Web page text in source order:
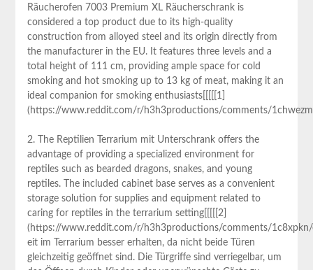
Räucherofen 7003 Premium XL Räucherschrank is
considered a top product due to its high-quality ​
construction from‍ alloyed steel and its origin directly from
the manufacturer in the EU. It features three levels and⁢ a
total height of 111 cm, providing ample space for ⁢cold
smoking‍ and hot smoking up to 13 kg of meat, ⁤making it an
ideal companion for smoking enthusiasts[[[[[1]
(https://www.reddit.com/r/h3h3productions/comments/
2.‍ The Reptilien Terrarium mit Unterschrank offers the
advantage ​of providing a specialized environment for
reptiles such as bearded‍ dragons, snakes, and young
reptiles. The included cabinet base serves as a ⁤convenient
storage solution for supplies and⁢ equipment related to ​
caring for reptiles in the terrarium setting[[[[[2]
(https://www.reddit.com/r/h3h3productions/comments/1c8xpkn/
eit im‌ Terrarium besser erhalten, da nicht beide Türen
gleichzeitig‍ geöffnet sind. Die Türgriffe sind verriegelbar, um